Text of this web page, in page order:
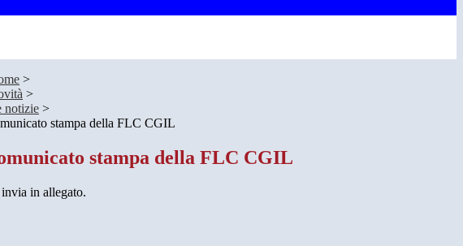
>
>
notizie >
stampa della FLC CGIL
stampa della FLC CGIL
in allegato.